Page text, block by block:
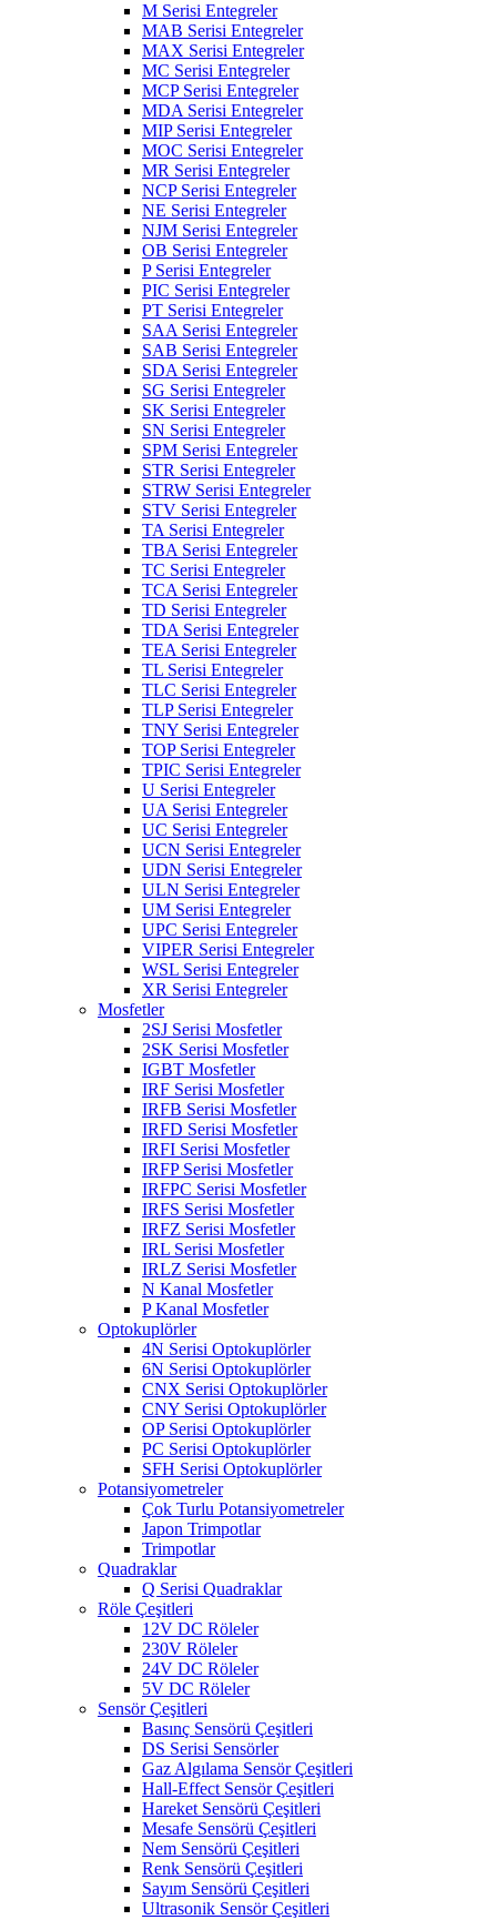
M Serisi Entegreler
MAB Serisi Entegreler
MAX Serisi Entegreler
MC Serisi Entegreler
MCP Serisi Entegreler
MDA Serisi Entegreler
MIP Serisi Entegreler
MOC Serisi Entegreler
MR Serisi Entegreler
NCP Serisi Entegreler
NE Serisi Entegreler
NJM Serisi Entegreler
OB Serisi Entegreler
P Serisi Entegreler
PIC Serisi Entegreler
PT Serisi Entegreler
SAA Serisi Entegreler
SAB Serisi Entegreler
SDA Serisi Entegreler
SG Serisi Entegreler
SK Serisi Entegreler
SN Serisi Entegreler
SPM Serisi Entegreler
STR Serisi Entegreler
STRW Serisi Entegreler
STV Serisi Entegreler
TA Serisi Entegreler
TBA Serisi Entegreler
TC Serisi Entegreler
TCA Serisi Entegreler
TD Serisi Entegreler
TDA Serisi Entegreler
TEA Serisi Entegreler
TL Serisi Entegreler
TLC Serisi Entegreler
TLP Serisi Entegreler
TNY Serisi Entegreler
TOP Serisi Entegreler
TPIC Serisi Entegreler
U Serisi Entegreler
UA Serisi Entegreler
UC Serisi Entegreler
UCN Serisi Entegreler
UDN Serisi Entegreler
ULN Serisi Entegreler
UM Serisi Entegreler
UPC Serisi Entegreler
VIPER Serisi Entegreler
WSL Serisi Entegreler
XR Serisi Entegreler
Mosfetler
2SJ Serisi Mosfetler
2SK Serisi Mosfetler
IGBT Mosfetler
IRF Serisi Mosfetler
IRFB Serisi Mosfetler
IRFD Serisi Mosfetler
IRFI Serisi Mosfetler
IRFP Serisi Mosfetler
IRFPC Serisi Mosfetler
IRFS Serisi Mosfetler
IRFZ Serisi Mosfetler
IRL Serisi Mosfetler
IRLZ Serisi Mosfetler
N Kanal Mosfetler
P Kanal Mosfetler
Optokuplörler
4N Serisi Optokuplörler
6N Serisi Optokuplörler
CNX Serisi Optokuplörler
CNY Serisi Optokuplörler
OP Serisi Optokuplörler
PC Serisi Optokuplörler
SFH Serisi Optokuplörler
Potansiyometreler
Çok Turlu Potansiyometreler
Japon Trimpotlar
Trimpotlar
Quadraklar
Q Serisi Quadraklar
Röle Çeşitleri
12V DC Röleler
230V Röleler
24V DC Röleler
5V DC Röleler
Sensör Çeşitleri
Basınç Sensörü Çeşitleri
DS Serisi Sensörler
Gaz Algılama Sensör Çeşitleri
Hall-Effect Sensör Çeşitleri
Hareket Sensörü Çeşitleri
Mesafe Sensörü Çeşitleri
Nem Sensörü Çeşitleri
Renk Sensörü Çeşitleri
Sayım Sensörü Çeşitleri
Ultrasonik Sensör Çeşitleri